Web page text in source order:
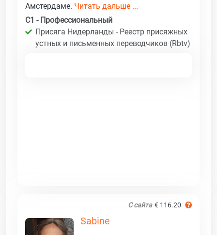
Амстердаме. Читать дальше ...
C1 - Профессиональный
Присяга Нидерланды - Реестр присяжных
устных и письменных переводчиков (Rbtv)
С сайта € 116.20
Sabine